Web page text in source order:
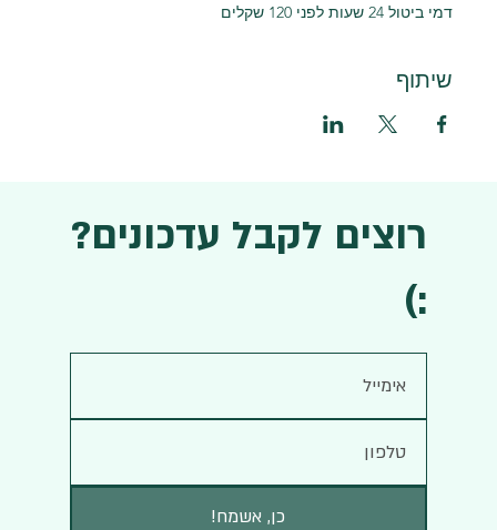
דמי ביטול 24 שעות לפני 120 שקלים
שיתוף
רוצים לקבל עדכונים?
:)
!כן, אשמח